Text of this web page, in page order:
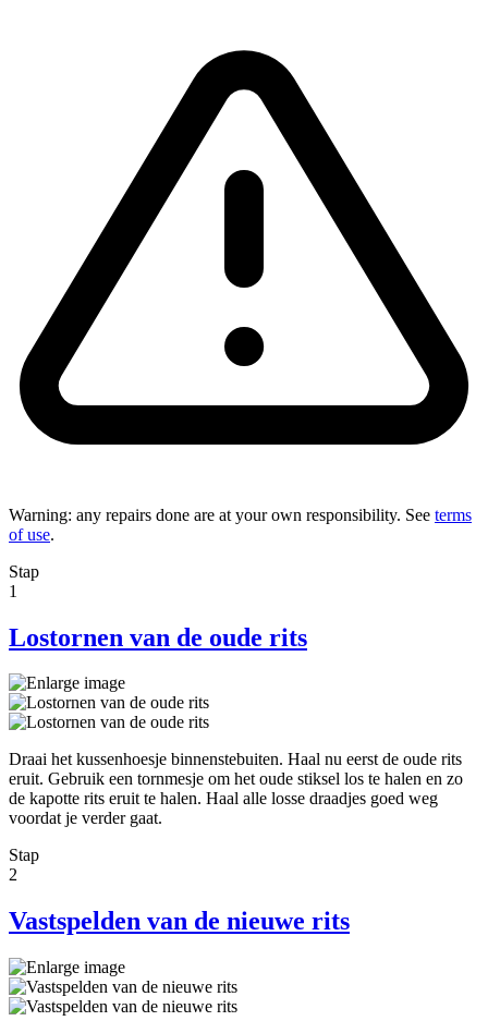
Warning: any repairs done are at your own responsibility. See terms
of use.
Stap
1
Lostornen van de oude rits
Draai het kussenhoesje binnenstebuiten. Haal nu eerst de oude rits
eruit. Gebruik een tornmesje om het oude stiksel los te halen en zo
de kapotte rits eruit te halen. Haal alle losse draadjes goed weg
voordat je verder gaat.
Stap
2
Vastspelden van de nieuwe rits